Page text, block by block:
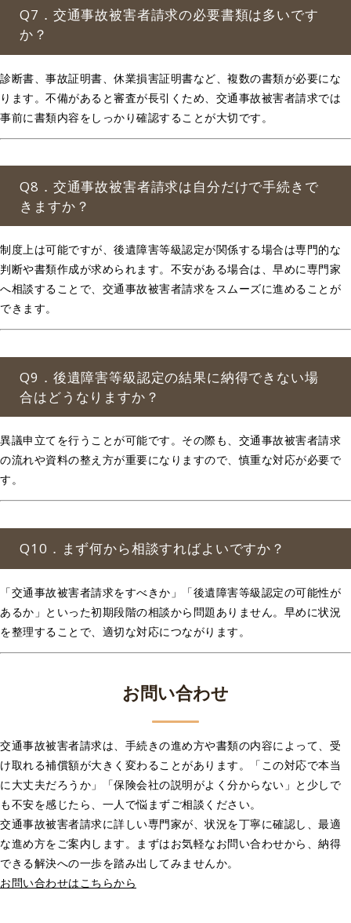
Q7．交通事故被害者請求の必要書類は多いです
か？
診断書、事故証明書、休業損害証明書など、複数の書類が必要にな
ります。不備があると審査が長引くため、交通事故被害者請求では
事前に書類内容をしっかり確認することが大切です。
Q8．交通事故被害者請求は自分だけで手続きで
きますか？
制度上は可能ですが、後遺障害等級認定が関係する場合は専門的な
判断や書類作成が求められます。不安がある場合は、早めに専門家
へ相談することで、交通事故被害者請求をスムーズに進めることが
できます。
Q9．後遺障害等級認定の結果に納得できない場
合はどうなりますか？
異議申立てを行うことが可能です。その際も、交通事故被害者請求
の流れや資料の整え方が重要になりますので、慎重な対応が必要で
す。
Q10．まず何から相談すればよいですか？
「交通事故被害者請求をすべきか」「後遺障害等級認定の可能性が
あるか」といった初期段階の相談から問題ありません。早めに状況
を整理することで、適切な対応につながります。
お問い合わせ
交通事故被害者請求は、手続きの進め方や書類の内容によって、受
け取れる補償額が大きく変わることがあります。「この対応で本当
に大丈夫だろうか」「保険会社の説明がよく分からない」と少しで
も不安を感じたら、一人で悩まずご相談ください。
交通事故被害者請求に詳しい専門家が、状況を丁寧に確認し、最適
な進め方をご案内します。まずはお気軽なお問い合わせから、納得
できる解決への一歩を踏み出してみませんか。
お問い合わせはこちらから